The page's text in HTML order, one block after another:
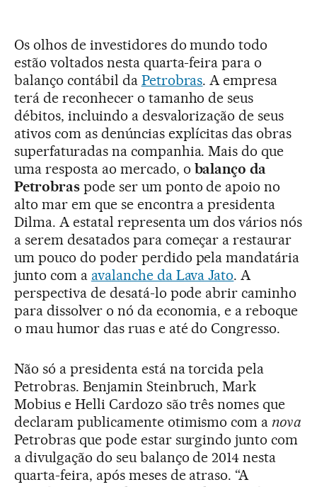
Os olhos de investidores do mundo todo
estão voltados nesta quarta-feira para o
balanço contábil da Petrobras. A empresa
terá de reconhecer o tamanho de seus
débitos, incluindo a desvalorização de seus
ativos com as denúncias explícitas das obras
superfaturadas na companhia. Mais do que
uma resposta ao mercado, o balanço da
Petrobraspode ser um ponto de apoio no
alto mar em que se encontra a presidenta
Dilma. A estatal representa um dos vários nós
a serem desatados para começar a restaurar
um pouco do poder perdido pela mandatária
junto com a avalanche da Lava Jato. A
perspectiva de desatá-lo pode abrir caminho
para dissolver o nó da economia, e a reboque
o mau humor das ruas e até do Congresso.
Não só a presidenta está na torcida pela
Petrobras. Benjamin Steinbruch, Mark
Mobius e Helli Cardozo são três nomes que
declaram publicamente otimismo com anova
Petrobras que pode estar surgindo junto com
a divulgação do seu balanço de 2014 nesta
quarta-feira, após meses de atraso. “A